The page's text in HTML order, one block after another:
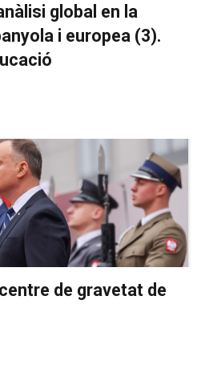
global en la
i europea (3).
de gravetat de